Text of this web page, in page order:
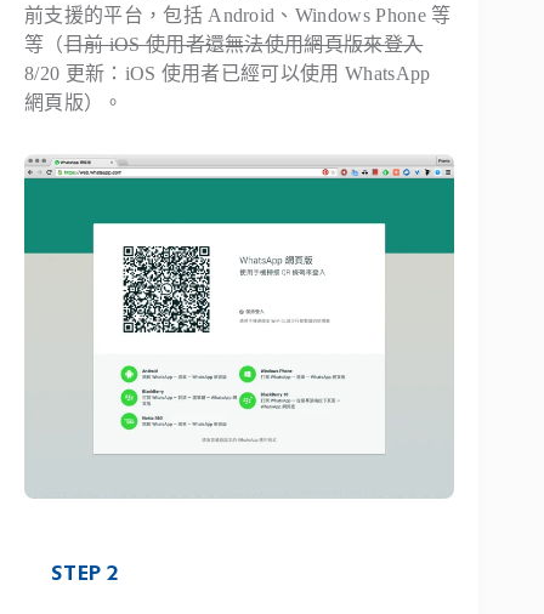
前支援的平台，包括 Android、Windows Phone 等
等（目前 iOS 使用者還無法使用網頁版來登入
8/20 更新：iOS 使用者已經可以使用 WhatsApp
網頁版）。
STEP 2